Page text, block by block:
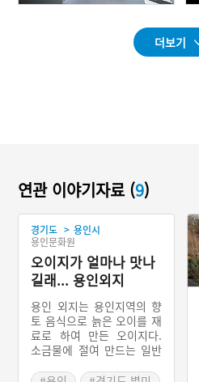
더보기
연관 이야기자료 (9)
경기도 > 용인시
용인문화원
오이지가 얼마나 맛나
길래... 용인외지
용인 외지는 용인지역의 향
토 음식으로 늙은 오이를 재
료로 하여 만든 오이지다.
소금물에 절여 만드는 일반